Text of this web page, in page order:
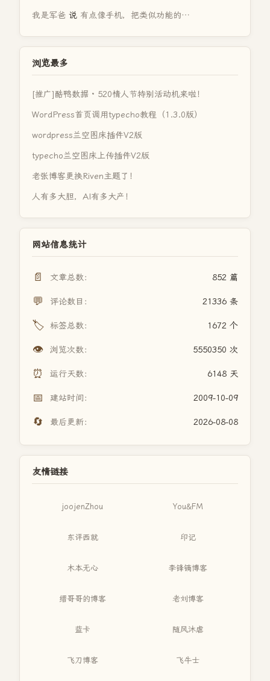
我是军爸 说 有点像手机，把类似功能的…
浏览最多
[推广]酷鸭数据 · 520情人节特别活动机来啦！
WordPress首页调用typecho教程（1.3.0版）
wordpress兰空图床插件V2版
typecho兰空图床上传插件V2版
老张博客更换Riven主题了！
人有多大胆，AI有多大产！
网站信息统计
📄 文章总数： 852 篇
💬 评论数目： 21336 条
🏷️ 标签总数： 1672 个
👁️ 浏览次数： 5550350 次
⏰ 运行天数： 6148 天
📅 建站时间： 2009-10-09
🔄 最后更新： 2026-08-08
友情链接
joojenZhou You&FM
东评西就 印记
木本无心 李锋镝博客
缙哥哥的博客 老刘博客
蓝卡 随风沐虐
飞刀博客 飞牛士